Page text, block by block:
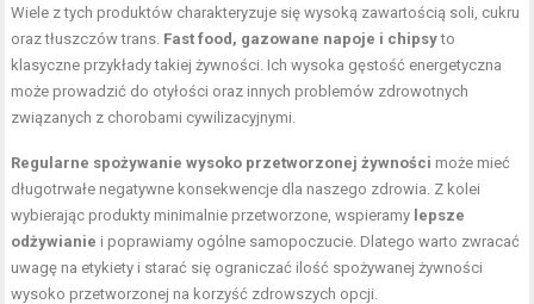
Wiele z tych produktów charakteryzuje się wysoką zawartością soli, cukru
oraz tłuszczów trans. Fast food, gazowane napoje i chipsyto
klasyczne przykłady takiej żywności. Ich wysoka gęstość energetyczna
może prowadzić do otyłości oraz innych problemów zdrowotnych
związanych z chorobami cywilizacyjnymi.
Regularne spożywanie wysoko przetworzonej żywności może mieć
długotrwałe negatywne konsekwencje dla naszego zdrowia. Z kolei
wybierając produkty minimalnie przetworzone, wspieramy lepsze
odżywianie i poprawiamy ogólne samopoczucie. Dlatego warto zwracać
uwagę na etykiety i starać się ograniczać ilość spożywanej żywności
wysoko przetworzonej na korzyść zdrowszych opcji.